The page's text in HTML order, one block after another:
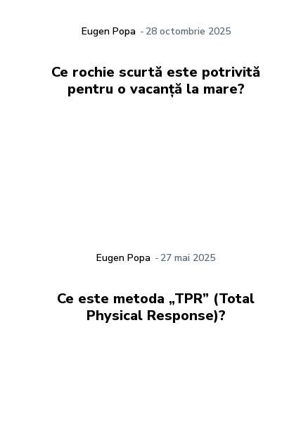
Eugen Popa - 28 octombrie 2025
Ce rochie scurtă este potrivită
pentru o vacanță la mare?
Eugen Popa - 27 mai 2025
Ce este metoda „TPR” (Total
Physical Response)?